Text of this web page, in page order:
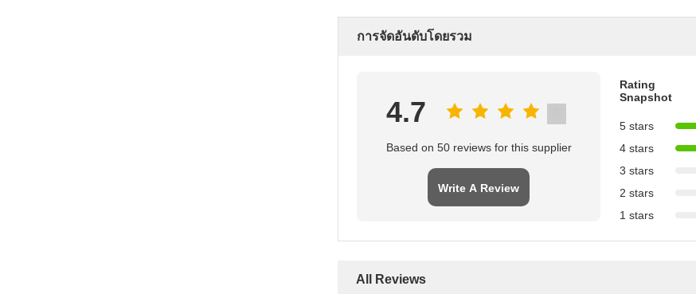
การจัดอันดับโดยรวม
4.7
Based on 50 reviews for this supplier
Write A Review
Rating
Snapshot
5 stars
4 stars
3 stars
2 stars
1 stars
All Reviews